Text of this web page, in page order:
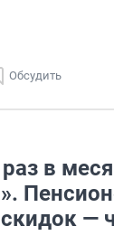
Обсудить
в
—